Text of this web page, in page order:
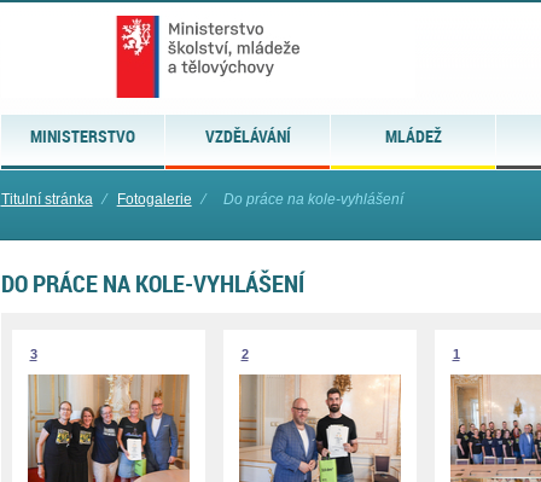
MINISTERSTVO VZDĚLÁVÁNÍ MLÁDEŽ
Titulní stránka ⁄ Fotogalerie ⁄ Do práce na kole-vyhlášení
DO PRÁCE NA KOLE-VYHLÁŠENÍ
3 2 1